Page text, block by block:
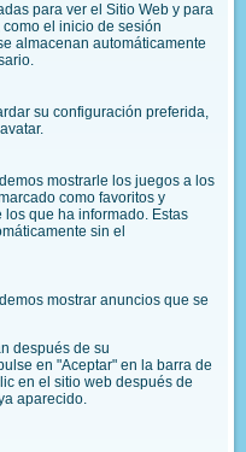
para ver el Sitio Web y para
el inicio de sesión
almacenan automáticamente
su configuración preferida,
mostrarle los juegos a los
como favoritos y
que ha informado. Estas
sin el
mostrar anuncios que se
después de su
en "Aceptar" en la barra de
en el sitio web después de
aparecido.